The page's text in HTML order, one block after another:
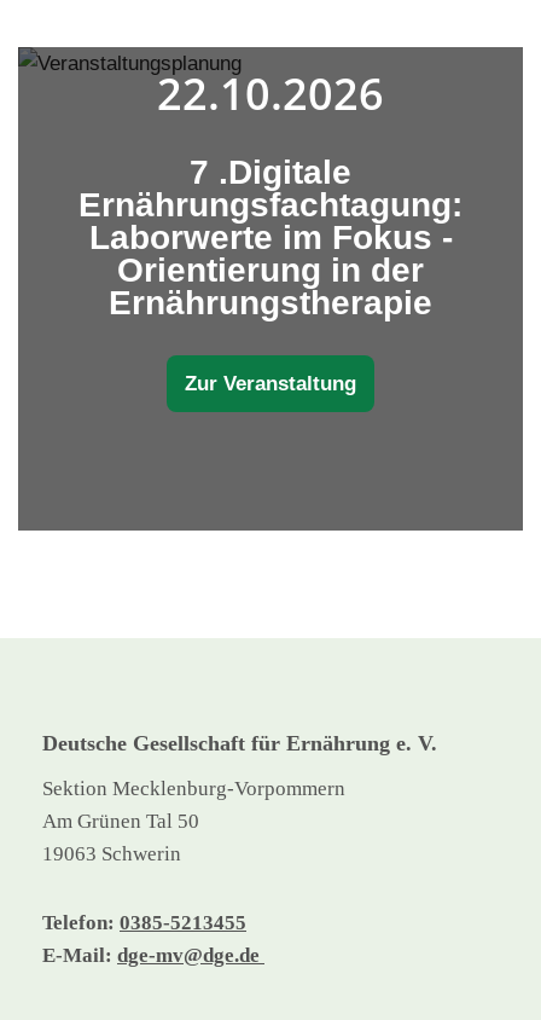
22.10.2026
7 .Digitale
Ernährungsfachtagung:
Laborwerte im Fokus -
Orientierung in der
Ernährungstherapie
Zur Veranstaltung
Deutsche Gesellschaft für Ernährung e. V.
Sektion Mecklenburg-Vorpommern
Am Grünen Tal 50
19063 Schwerin
Telefon: 0385-5213455
E-Mail: dge-mv@dge.de